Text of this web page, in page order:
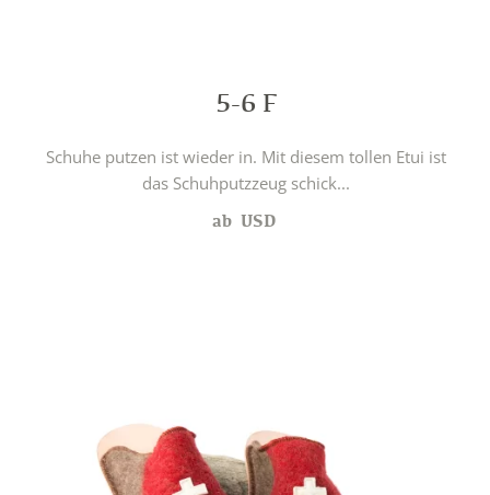
5-6 F
Schuhe putzen ist wieder in. Mit diesem tollen Etui ist
das Schuhputzzeug schick...
ab USD